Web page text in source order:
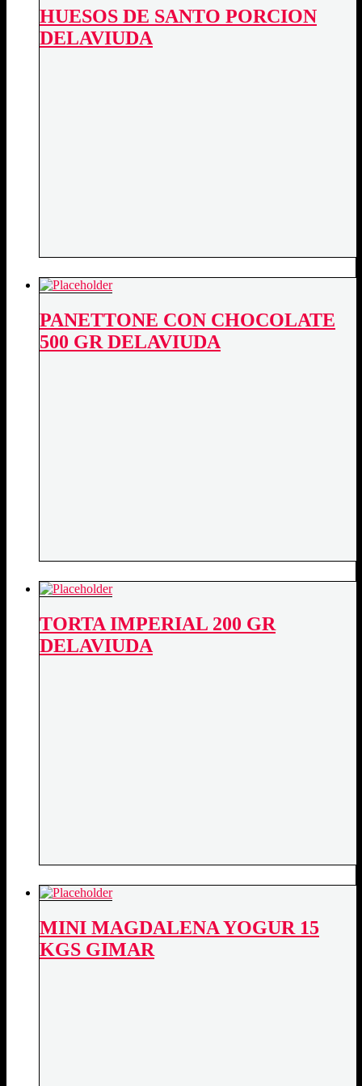
HUESOS DE SANTO PORCION
DELAVIUDA
PANETTONE CON CHOCOLATE
500 GR DELAVIUDA
TORTA IMPERIAL 200 GR
DELAVIUDA
MINI MAGDALENA YOGUR 15
KGS GIMAR